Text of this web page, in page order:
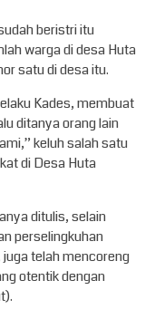
beristri itu
warga di desa Huta
satu di desa itu.
Kades, membuat
ditanya orang lain
keluh salah satu
di Desa Huta
ditulis, selain
perselingkuhan
telah mencoreng
otentik dengan